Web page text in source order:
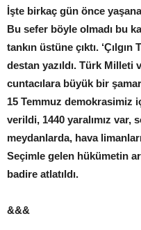
İşte birkaç gün önce
Bu sefer böyle olmadı bu
tankın üstüne çıktı.
destan yazıldı. Türk
cuntacılara büyük bir
15 Temmuz demokrasimiz
verildi, 1440 yaralımız var,
meydanlarda, hava
Seçimle gelen hükümetin
badire atlatıldı.
&&&